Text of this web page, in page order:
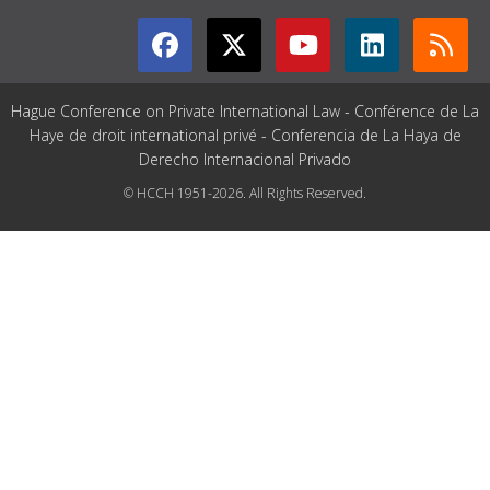
Hague Conference on Private International Law - Conférence de La
Haye de droit international privé - Conferencia de La Haya de
Derecho Internacional Privado
© HCCH 1951-2026. All Rights Reserved.